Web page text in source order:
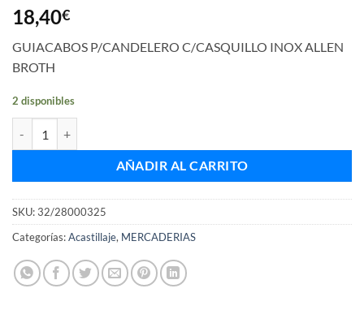
18,40€
GUIACABOS P/CANDELERO C/CASQUILLO INOX ALLEN
BROTH
2 disponibles
AÑADIR AL CARRITO
SKU:32/28000325
Categorías:Acastillaje, MERCADERIAS